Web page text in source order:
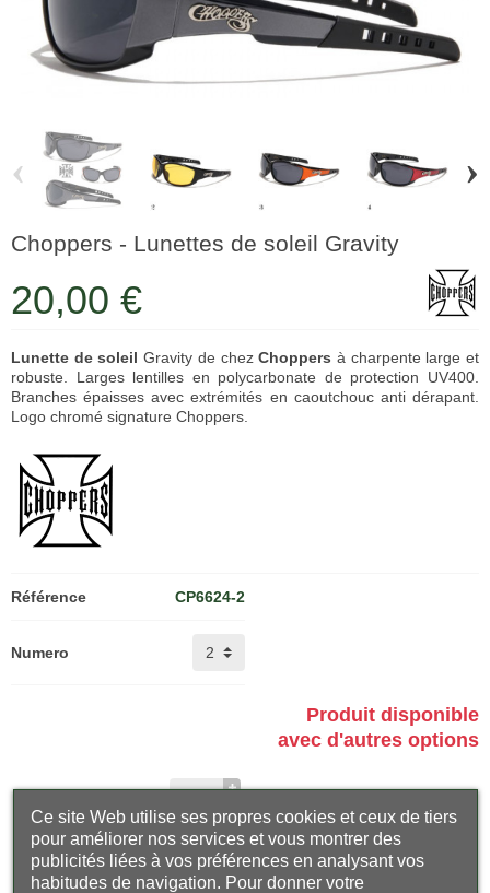
‹ ›
Choppers - Lunettes de soleil Gravity
20,00 €
Lunette de soleil Gravity de chezChoppers à charpente large et
robuste. Larges lentilles en polycarbonate de protection UV400.
Branches épaisses avec extrémités en caoutchouc anti dérapant.
Logo chromé signature Choppers.
Référence CP6624-2
Numero
Produit disponible
avec d'autres options
Partager
Ce site Web utilise ses propres cookies et ceux de tiers
pour améliorer nos services et vous montrer des
publicités liées à vos préférences en analysant vos
habitudes de navigation. Pour donner votre